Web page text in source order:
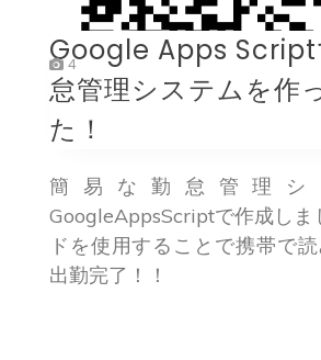
4
Google Apps Script
怠管理システムを作
た！
簡易な勤怠管理シ
GoogleAppsScriptで作成しま
ドを使用することで携帯で
出勤完了！！